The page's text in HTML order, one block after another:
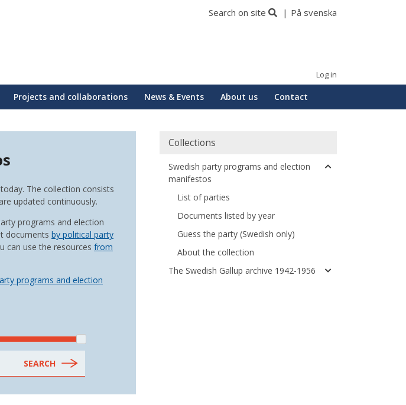
Search on site På svenska
Log in
Projects and collaborations News & Events About us Contact
The collection consists
updated continuously.
programs and election
documents by political party
can use the resources from
programs and election
Collections
Swedish party programs and election
manifestos
List of parties
Documents listed by year
Guess the party (Swedish only)
About the collection
The Swedish Gallup archive 1942-1956